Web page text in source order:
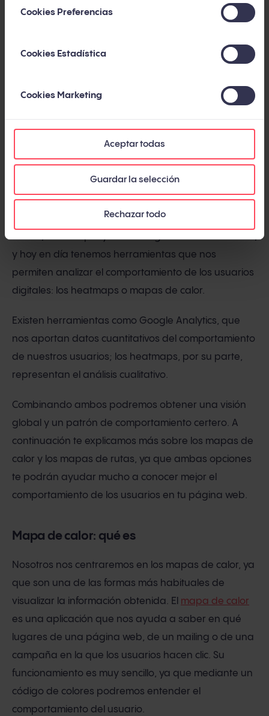
Cookies Preferencias
Cookies Estadística
Cookies Marketing
Aceptar todas
Guardar la selección
Rechazar todo
cookies
¿Cómo realizar un estudio de
eye tracking?
Elsoftware de eye trackingcomo tal es una técnica
que no está al alcance de todo el mundo, pero, por
suerte, el concepto y la tecnología han evolucionado,
y hoy en día tenemos herramientas que nos
permiten analizar el comportamiento de los usuarios
digitales: los heatmaps o mapas de calor.
Existen herramientas como Google Analytics, que
nos aportan datos cuantitativos del comportamiento
de nuestros usuarios; los heatmaps, por su parte,
representan el análisis cualitativo.
Combinando ambos podremos obtener una visión
global y un patrón de comportamiento certero. A
continuación te explicamos más sobre los mapas de
calor y los mapas de rutas, ya que ambas opciones
te podrán ayudar mucho a conocer mejor el
comportamiento de los usuarios en tu página web.
Mapa de calor: qué es
Nosotros nos centraremos en los mapas de calor, ya
que son una de las formas más habituales de
visualizar la información obtenida. El mapa de calor
es una aplicación que nos ayuda a saber en qué
lugares de una página web, de un mailing o de una
campaña en la que los usuarios hacen clic. Su
funcionamiento es muy sencillo, ya que mediante un
código de colores podremos entender el
comportamiento del usuario.